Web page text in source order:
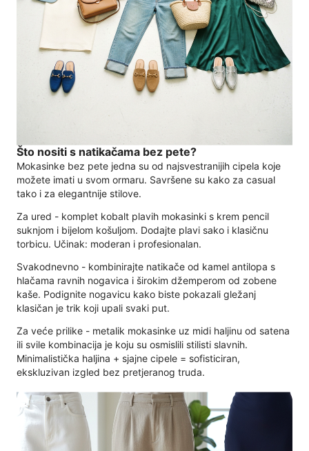
Što nositi s natikačama bez pete?
Mokasinke bez pete jedna su od najsvestranijih cipela koje
možete imati u svom ormaru. Savršene su kako za casual
tako i za elegantnije stilove.
Za ured - komplet kobalt plavih mokasinki s krem ​​pencil
suknjom i bijelom košuljom. Dodajte plavi sako i klasičnu
torbicu. Učinak: moderan i profesionalan.
Svakodnevno - kombinirajte natikače od kamel antilopa s
hlačama ravnih nogavica i širokim džemperom od zobene
kaše. Podignite nogavicu kako biste pokazali gležanj
klasičan je trik koji upali svaki put.
Za veće prilike - metalik mokasinke uz midi haljinu od satena
ili svile kombinacija je koju su osmislili stilisti slavnih.
Minimalistička haljina + sjajne cipele = sofisticiran,
ekskluzivan izgled bez pretjeranog truda.